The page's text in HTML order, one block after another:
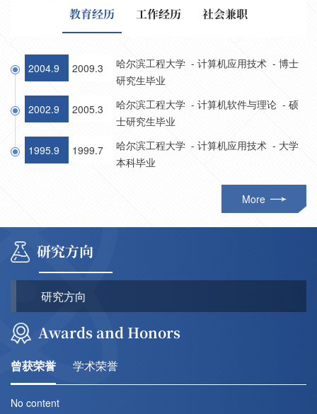
教育经历 工作经历 社会兼职
2004.9 2009.3
哈尔滨工程大学 - 计算机应用技术 - 博士
研究生毕业
2002.9 2005.3
哈尔滨工程大学 - 计算机软件与理论 - 硕
士研究生毕业
1995.9 1999.7
哈尔滨工程大学 - 计算机应用技术 - 大学
本科毕业
More
研究方向
研究方向
Awards and Honors
曾获荣誉 学术荣誉
No content